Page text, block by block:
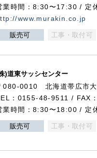
業時間：8:30〜17:30 / 定
www.murakin.co.jp
販売可 工事・取付可
)道東サッシセンター
080-0010 北海道帯広市
：0155-48-9511 / FAX
業時間：8:30〜18:00 / 定
販売可 工事・取付可